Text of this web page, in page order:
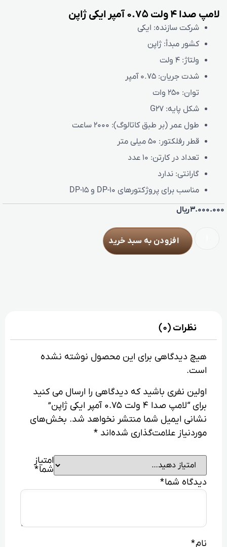
لامپ صدا 4 ولت 0.75 آمپر ایکی ژاپن
شرکت سازنده: ایکی
کشور مبدأ: ژاپن
ولتاژ: 4 ولت
شدت جریان: 0.75 آمپر
توان: 250 وات
شکل پایه: G27
طول عمر (بر طبق کاتالوگ): 2000 ساعت
قطر رفلکتور: 50 میلی متر
تعداد در کارتن: 10 عدد
گارانتی: ندارد
مناسب برای پروژکتورهای DP-10 و DP-15
3.000.000ریال
افزودن به سبد خرید
نظرات (0)
هیچ دیدگاهی برای این محصول نوشته نشده
است.
اولین نفری باشید که دیدگاهی را ارسال می کنید
برای “لامپ صدا 4 ولت 0.75 آمپر ایکی ژاپن”
نشانی ایمیل شما منتشر نخواهد شد. بخش‌های
موردنیاز علامت‌گذاری شده‌اند *
امتیاز
شما*
دیدگاه شما*
نام*